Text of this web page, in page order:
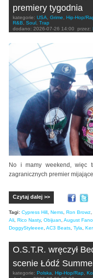
premiery tygodnia
kategorie: USA Grime Hip-Hop/
R&B
Soul Trap
dodano: 2026-07-26 14:00 przez:
No i mamy weekend, więc
zagranicznych premier
Czytaj dalej >>
Tagi: Cypress Hill Nems Ron Browz
Ali Rico Nasty, Obijuan August
DoggyStyleeee AC3 Beats Tyla
O.S.T.R. wręczył
scenie Łódź
kategorie: Polska Hip-Hop/Rap